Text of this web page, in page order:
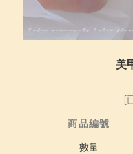
美
[
商品編號
數量